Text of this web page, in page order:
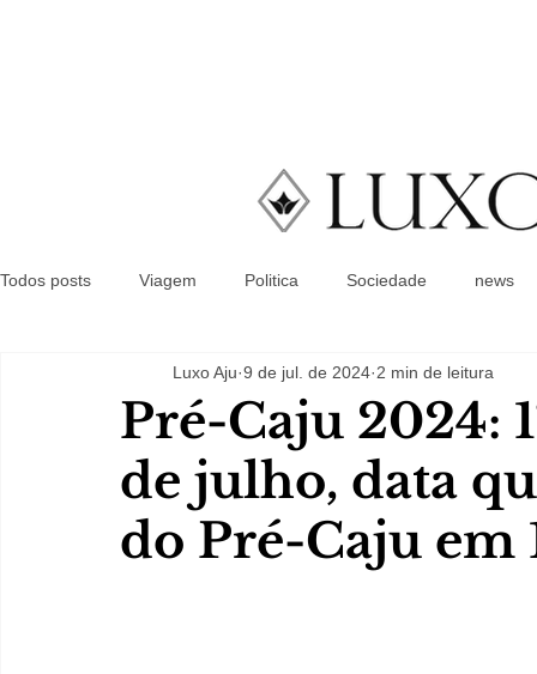
Todos posts Viagem Politica Sociedade news
Pré-Caju 2024:
de julho, data
do Pré-Caju em
Luxo Aju 9 de jul. de 2024 2 min de leitura